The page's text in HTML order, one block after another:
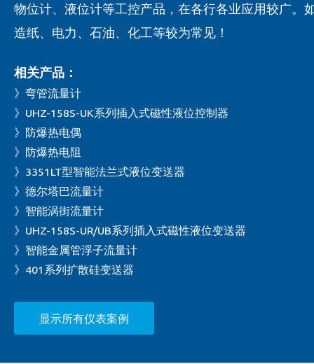
物位计、液位计等工控产品，在各行各业应用较广。
造纸、电力、石油、化工等较为常见！
相关产品：
》弯管流量计
》UHZ-158S-UK系列插入式磁性液位控制器
》防爆热电偶
》防爆热电阻
》3351LT型智能法兰式液位变送器
》德尔塔巴流量计
》智能涡街流量计
》UHZ-158S-UR/UB系列插入式磁性液位变送器
》智能金属管浮子流量计
》401系列扩散硅变送器
显示所有仪表案例